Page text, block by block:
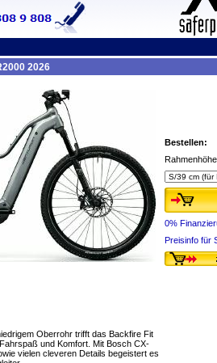
2026
Oberrohr trifft das Backfire Fit
und Komfort. Mit Bosch CX-
vielen cleveren Details begeistert es
Bestellen:
0%
Preisinfo für